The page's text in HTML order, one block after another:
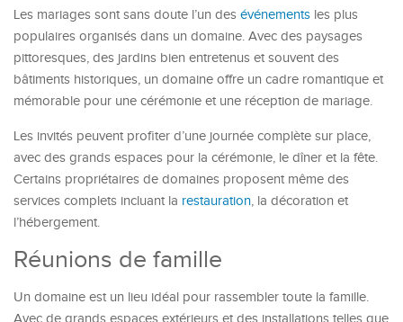
Les mariages sont sans doute l’un des événements les plus
populaires organisés dans un domaine. Avec des paysages
pittoresques, des jardins bien entretenus et souvent des
bâtiments historiques, un domaine offre un cadre romantique et
mémorable pour une cérémonie et une réception de mariage.
Les invités peuvent profiter d’une journée complète sur place,
avec des grands espaces pour la cérémonie, le dîner et la fête.
Certains propriétaires de domaines proposent même des
services complets incluant la restauration, la décoration et
l’hébergement.
Réunions de famille
Un domaine est un lieu idéal pour rassembler toute la famille.
Avec de grands espaces extérieurs et des installations telles que